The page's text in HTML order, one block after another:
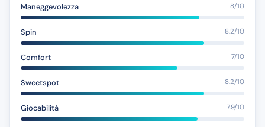
Maneggevolezza 8/10
Spin 8.2/10
Comfort 7/10
Sweetspot 8.2/10
Giocabilità 7.9/10